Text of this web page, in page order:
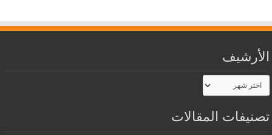
الأرشيف
الأرشيف
تصنيفات المقالات